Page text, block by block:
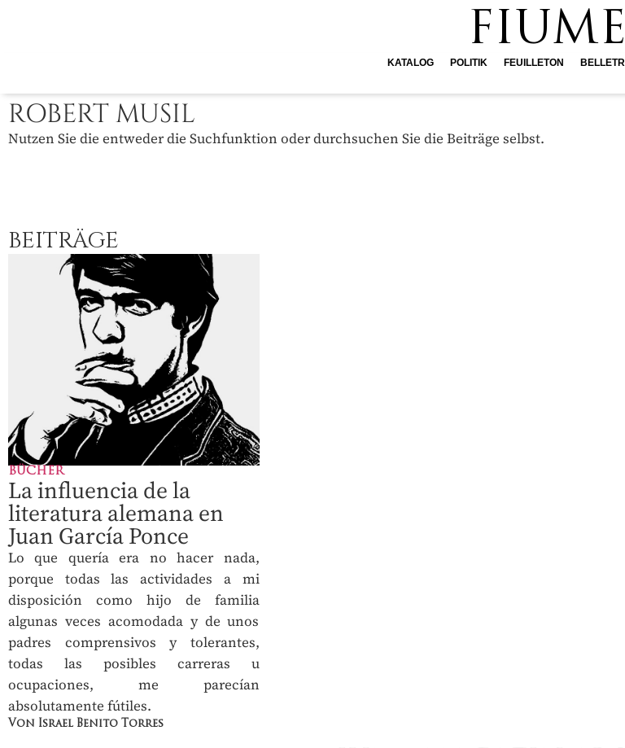
FIUME
KATALOG POLITIK FEUILLETON
ROBERT MUSIL
Nutzen Sie die entweder die Suchfunktion oder durchsuchen Sie die Beiträge selbst.
BEITRÄGE
BÜCHER
La influencia de la
literatura alemana en
Juan García Ponce
Lo que quería era no hacer nada,
porque todas las actividades a mi
disposición como hijo de familia
algunas veces acomodada y de unos
padres comprensivos y tolerantes,
todas las posibles carreras u
ocupaciones, me parecían
absolutamente fútiles.
Von Israel Benito Torres